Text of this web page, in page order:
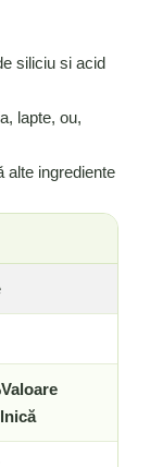
siliciu si acid
lapte, ou,
alte ingrediente